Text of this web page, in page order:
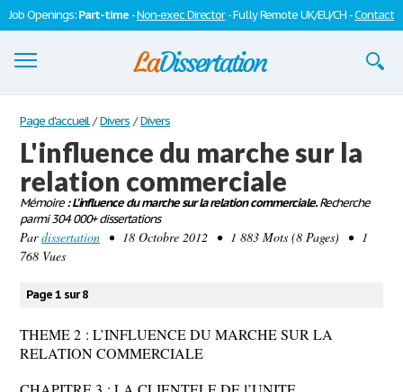
Job Openings:Part-time -Non-exec Director- Fully Remote UK/EU/CH -Contact
Dissertations
S'inscrire
Se connecter
Contactez-nous
Page d'accueil / Divers / Divers
L'influence du marche sur la
relation commerciale
Mémoire: L'influence du marche sur la relation commerciale.Recherche
parmi 304 000+ dissertations
Pardissertation • 18 Octobre 2012 • 1 883 Mots (8 Pages) • 1
768 Vues
Page 1 sur 8
THEME 2 : L’INFLUENCE DU MARCHE SUR LA
RELATION COMMERCIALE